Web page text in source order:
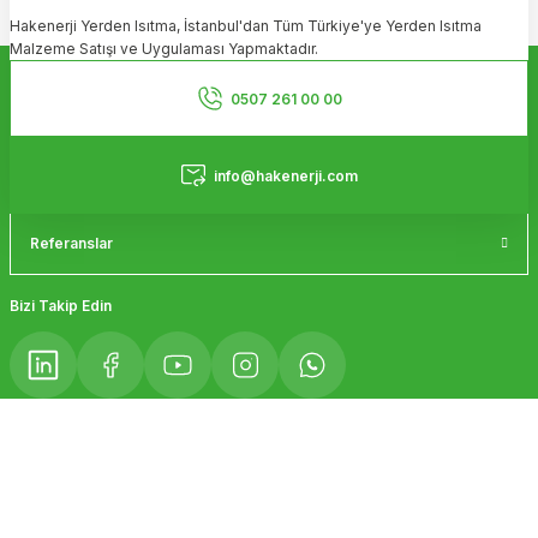
Ürün açıklamasında eksik bilgiler bulunuyor.
Ürün bilgilerinde hatalar bulunuyor.
Ürün fiyatı diğer sitelerden daha pahalı.
Bu ürüne benzer farklı alternatifler olmalı.
Hakenerji Yerden Isıtma, İstanbul'dan Tüm Türkiye'ye Yerden Isıtma
Malzeme Satışı ve Uygulaması Yapmaktadır.
0507 261 00 00
info@hakenerji.com
Referanslar
Bizi Takip Edin